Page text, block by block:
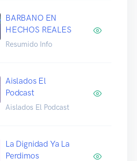
BARBANO EN
HECHOS REALES
Resumido Info
Aislados El
Podcast
Aislados El Podcast
La Dignidad Ya La
Perdimos